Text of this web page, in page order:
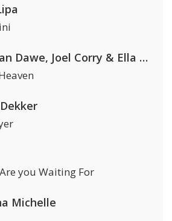
Nathan Dawe, Joel Corry & Ella Henderson
you Waiting For
Michelle